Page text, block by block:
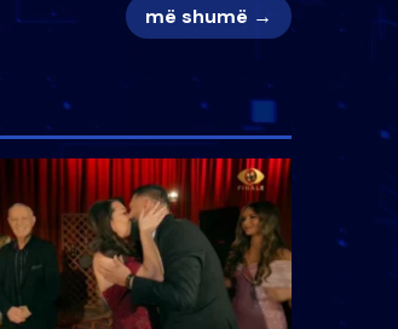
më shumë →